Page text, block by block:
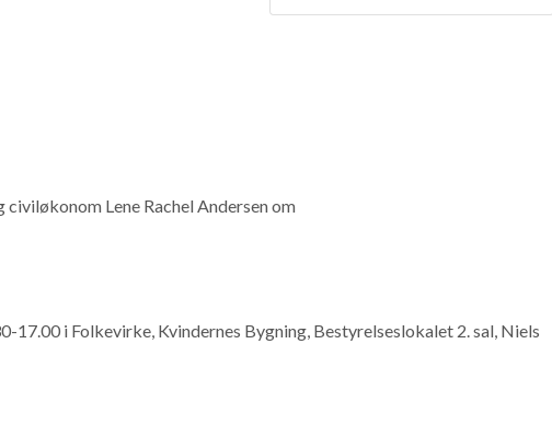
Lene Rachel Andersen om
i Folkevirke, Kvindernes Bygning, Bestyrelseslokalet 2. sal, Niels